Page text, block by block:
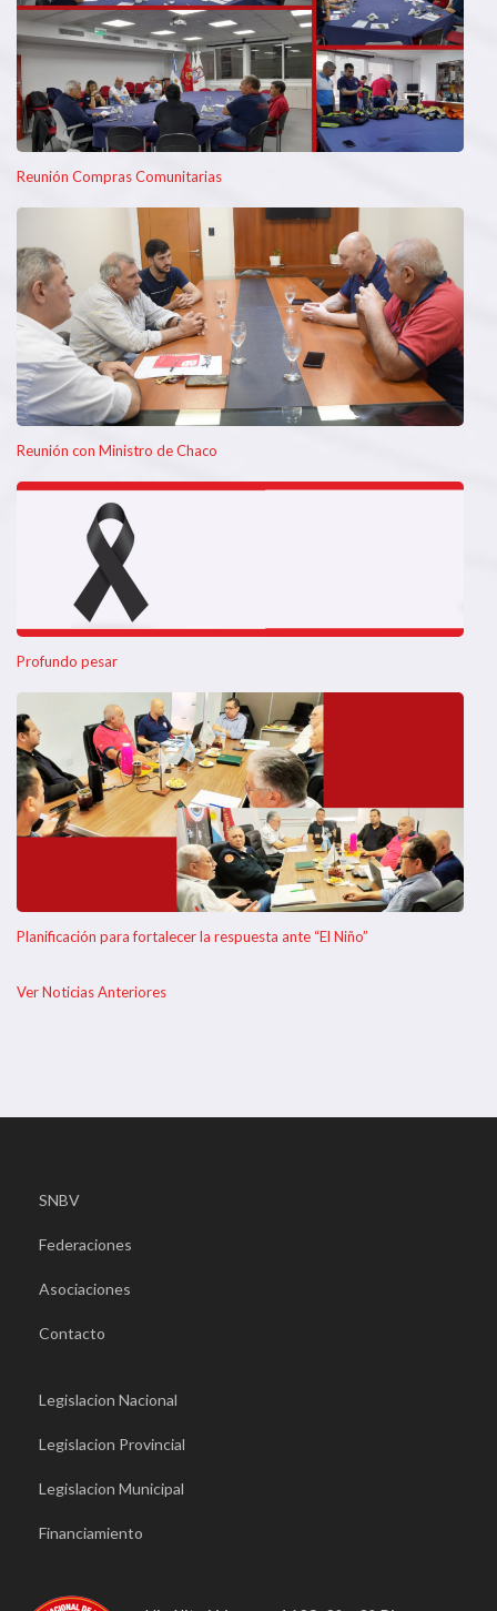
Reunión Compras Comunitarias
Reunión con Ministro de Chaco
Profundo pesar
Planificación para fortalecer la respuesta ante “El Niño”
Ver Noticias Anteriores
SNBV
Federaciones
Asociaciones
Contacto
Legislacion Nacional
Legislacion Provincial
Legislacion Municipal
Financiamiento